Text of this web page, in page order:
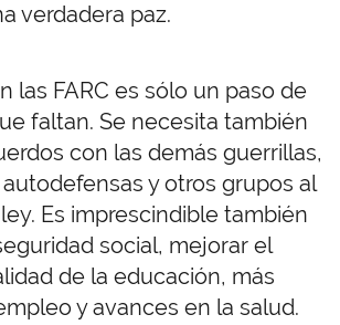
verdadera paz.
las FARC es sólo un paso de
faltan. Se necesita también
con las demás guerrillas,
y otros grupos al
Es imprescindible también
social, mejorar el
de la educación, más
y avances en la salud.